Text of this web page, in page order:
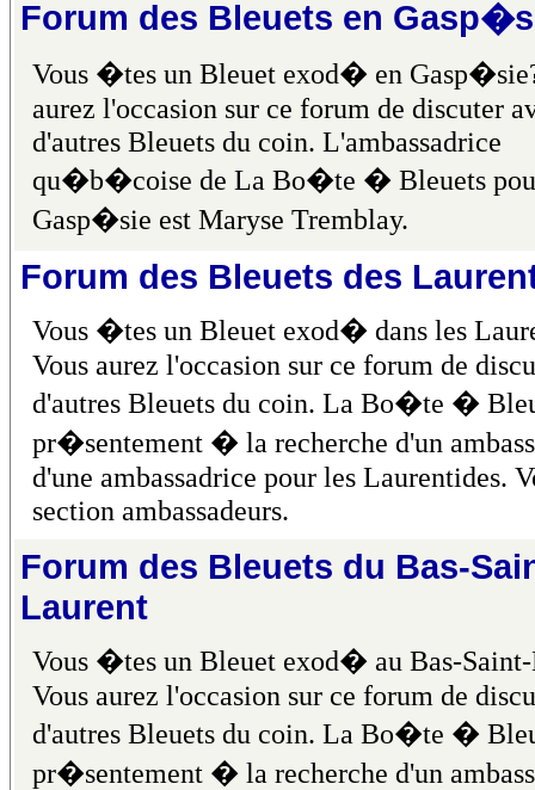
Forum des Bleuets en
Vous �tes un Bleuet exod� en
aurez l'occasion sur ce forum de discuter
d'autres Bleuets du coin. L'ambassadrice
qu�b�coise de La Bo�te � Bleuets
Gasp�sie est Maryse Tremblay.
Forum des Bleuets des
Vous �tes un Bleuet exod� dans les
Vous aurez l'occasion sur ce forum de
d'autres Bleuets du coin. La Bo�te �
pr�sentement � la recherche d'un
d'une ambassadrice pour les Laurentides.
section ambassadeurs.
Forum des Bleuets du Bas-
Laurent
Vous �tes un Bleuet exod� au Bas-
Vous aurez l'occasion sur ce forum de
d'autres Bleuets du coin. La Bo�te �
pr�sentement � la recherche d'un